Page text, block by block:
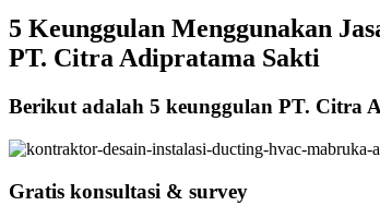
5 Keunggulan Menggunakan
PT. Citra Adipratama Sakti
Berikut adalah 5 keunggulan PT. Citra
Gratis konsultasi & survey